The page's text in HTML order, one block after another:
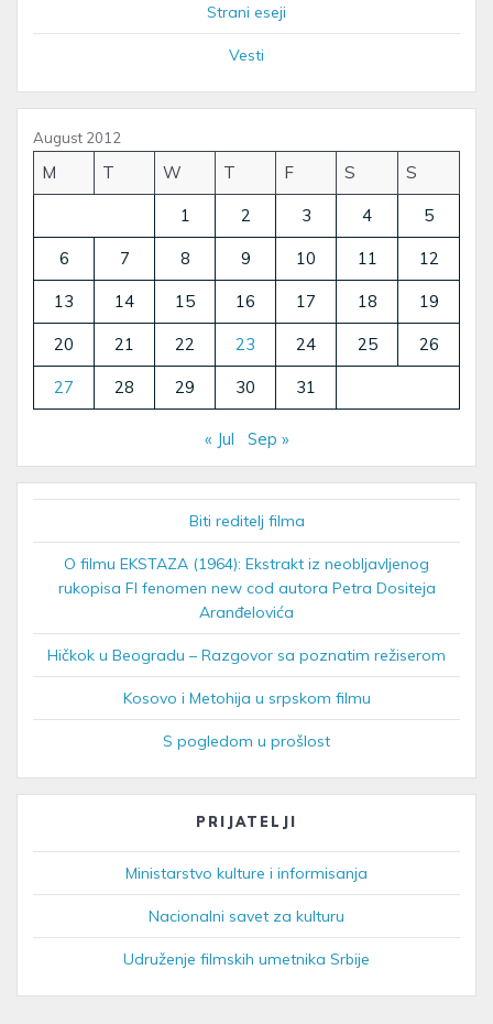
Strani eseji
Vesti
August 2012
M T W T F S S
1 2 3 4 5
6 7 8 9 10 11 12
13 14 15 16 17 18 19
20 21 22 23 24 25 26
27 28 29 30 31
« Jul Sep »
Biti reditelj filma
O filmu EKSTAZA (1964): Ekstrakt iz neobljavljenog
rukopisa FI fenomen new cod autora Petra Dositeja
Aranđelovića
Hičkok u Beogradu – Razgovor sa poznatim režiserom
Kosovo i Metohija u srpskom filmu
S pogledom u prošlost
PRIJATELJI
Ministarstvo kulture i informisanja
Nacionalni savet za kulturu
Udruženje filmskih umetnika Srbije